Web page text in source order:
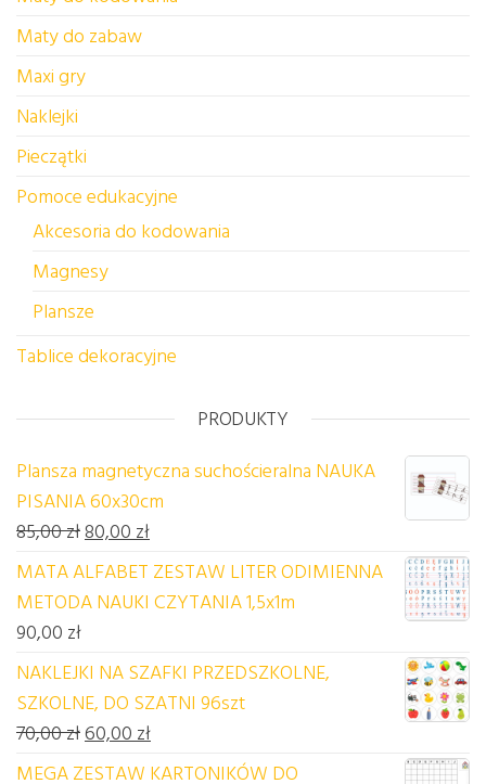
Maty do zabaw
Maxi gry
Naklejki
Pieczątki
Pomoce edukacyjne
Akcesoria do kodowania
Magnesy
Plansze
Tablice dekoracyjne
PRODUKTY
Plansza magnetyczna suchościeralna NAUKA
PISANIA 60x30cm
85,00złPierwotna cena wynosiła: 85,00 zł.
80,00 złAktualna cena wynosi: 80,00 zł.
MATA ALFABET ZESTAW LITER ODIMIENNA
METODA NAUKI CZYTANIA 1,5x1m
90,00 zł
NAKLEJKI NA SZAFKI PRZEDSZKOLNE,
SZKOLNE, DO SZATNI 96szt
70,00złPierwotna cena wynosiła: 70,00 zł.
60,00 złAktualna cena wynosi: 60,00 zł.
MEGA ZESTAW KARTONIKÓW DO